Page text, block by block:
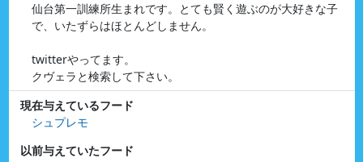
仙台第一訓練所生まれです。とても賢く遊ぶのが大好きな子
で、いたずらはほとんどしません。
twitterやってます。
クヴェラと検索して下さい。
現在与えているフード
シュプレモ
以前与えていたフード